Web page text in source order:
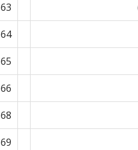
63
64
65
66
68
69